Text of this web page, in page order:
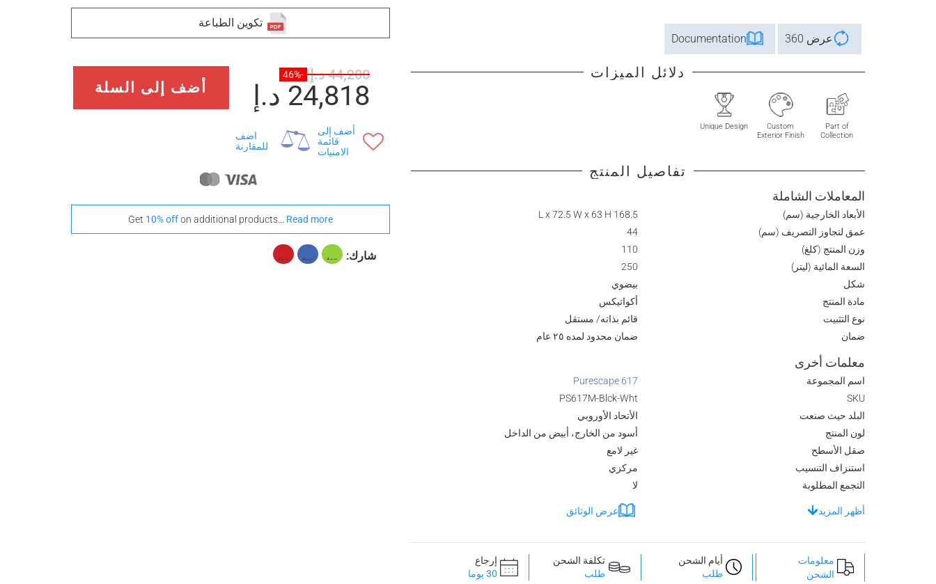
عرض 360 Documentation
دلائل الميزات
Part of
Collection
Custom
Exterior Finish
Unique Design
تفاصيل المنتج
المعاملات الشاملة
الأبعاد الخارجية (سم)
168.5 L x 72.5 W x 63 H
عمق لتجاوز التصريف (سم)
44
وزن المنتج (كلغ)
110
السعة المائية (ليتر)
250
شكل
بيضوي
مادة المنتج
أكواتيكس
نوع التثبيت
قائم بذاته/ مستقل
ضمان
ضمان محدود لمده ٢٥ عام
معلمات أخرى
اسم المجموعة
Purescape 617
SKU
PS617M-Blck-Wht
البلد حيث صنعت
الأتحاد الأوروبي
لون المنتج
أسود من الخارج، أبيض من الداخل
صقل الأسطح
غير لامع
استنزاف التنسيب
مركزي
التجمع المطلوبة
لا
أظهر المزيد عرض الوثائق
معلومات
الشحن
أيام الشحن
طلب
تكلفة الشحن
طلب
إرجاع
30 يوما
تكوين الطباعة
44,200 د.إ -46%
24,818 د.إ أضف إلى السلة
أضف إلى
قائمة
الامنيات
اضف
للمقارنة
Get 10% offon additional products... Read more
شارك: